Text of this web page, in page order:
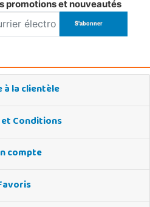
promotions et nouveautés
à la clientèle
Conditions
compte